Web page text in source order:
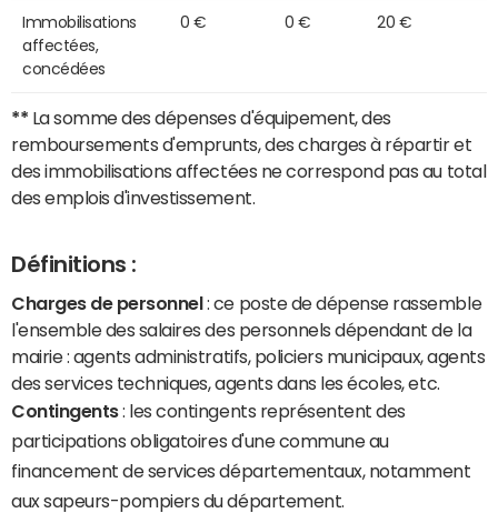
Immobilisations
affectées,
concédées
0 € 0 € 20 €
** La somme des dépenses d'équipement, des
remboursements d'emprunts, des charges à répartir et
des immobilisations affectées ne correspond pas au total
des emplois d'investissement.
Définitions :
Charges de personnel : ce poste de dépense rassemble
l'ensemble des salaires des personnels dépendant de la
mairie : agents administratifs, policiers municipaux, agents
des services techniques, agents dans les écoles, etc.
Contingents: les contingents représentent des
participations obligatoires d'une commune au
financement de services départementaux, notamment
aux sapeurs-pompiers du département.